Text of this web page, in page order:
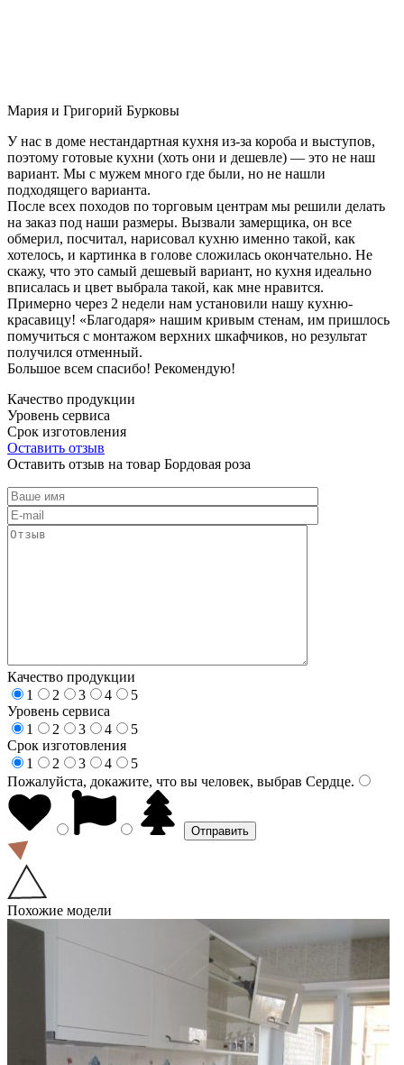
Мария и Григорий Бурковы
У нас в доме нестандартная кухня из-за короба и выступов,
поэтому готовые кухни (хоть они и дешевле) — это не наш
вариант. Мы с мужем много где были, но не нашли
подходящего варианта.
После всех походов по торговым центрам мы решили делать
на заказ под наши размеры. Вызвали замерщика, он все
обмерил, посчитал, нарисовал кухню именно такой, как
хотелось, и картинка в голове сложилась окончательно. Не
скажу, что это самый дешевый вариант, но кухня идеально
вписалась и цвет выбрала такой, как мне нравится.
Примерно через 2 недели нам установили нашу кухню-
красавицу! «Благодаря» нашим кривым стенам, им пришлось
помучиться с монтажом верхних шкафчиков, но результат
получился отменный.
Большое всем спасибо! Рекомендую!
Качество продукции
Уровень сервиса
Срок изготовления
Оставить отзыв
Оставить отзыв на товар Бордовая роза
Качество продукции
1
2 3 4
5
Уровень сервиса
1
2 3 4
5
Срок изготовления
1
2 3 4
5
Пожалуйста, докажите, что вы человек, выбрав Сердце.
Похожие модели